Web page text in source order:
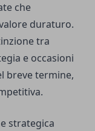
che
duraturo.
tra
e occasioni
breve termine,
strategica